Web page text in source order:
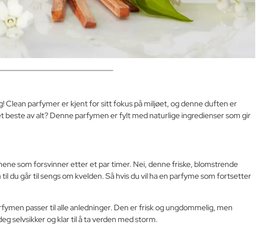
Clean parfymer er kjent for sitt fokus på miljøet, og denne duften er
av alt? Denne parfymen er fylt med naturlige ingredienser som gir
som forsvinner etter et par timer. Nei, denne friske, blomstrende
du går til sengs om kvelden. Så hvis du vil ha en parfyme som fortsetter
passer til alle anledninger. Den er frisk og ungdommelig, men
selvsikker og klar til å ta verden med storm.